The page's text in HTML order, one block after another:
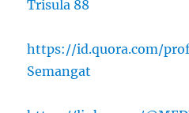
Trisula 88
https://id.quora.com/
Semangat